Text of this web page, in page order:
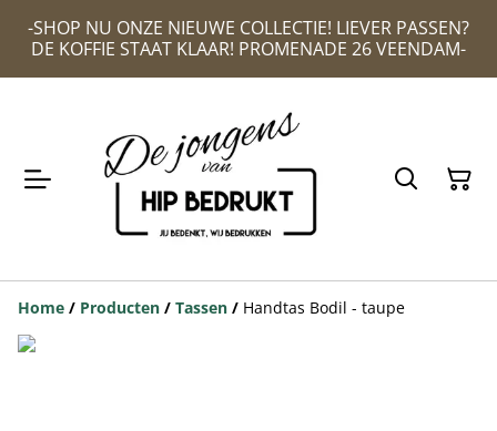
-SHOP NU ONZE NIEUWE COLLECTIE! LIEVER PASSEN?
DE KOFFIE STAAT KLAAR! PROMENADE 26 VEENDAM-
Home / Producten / Tassen / Handtas Bodil - taupe